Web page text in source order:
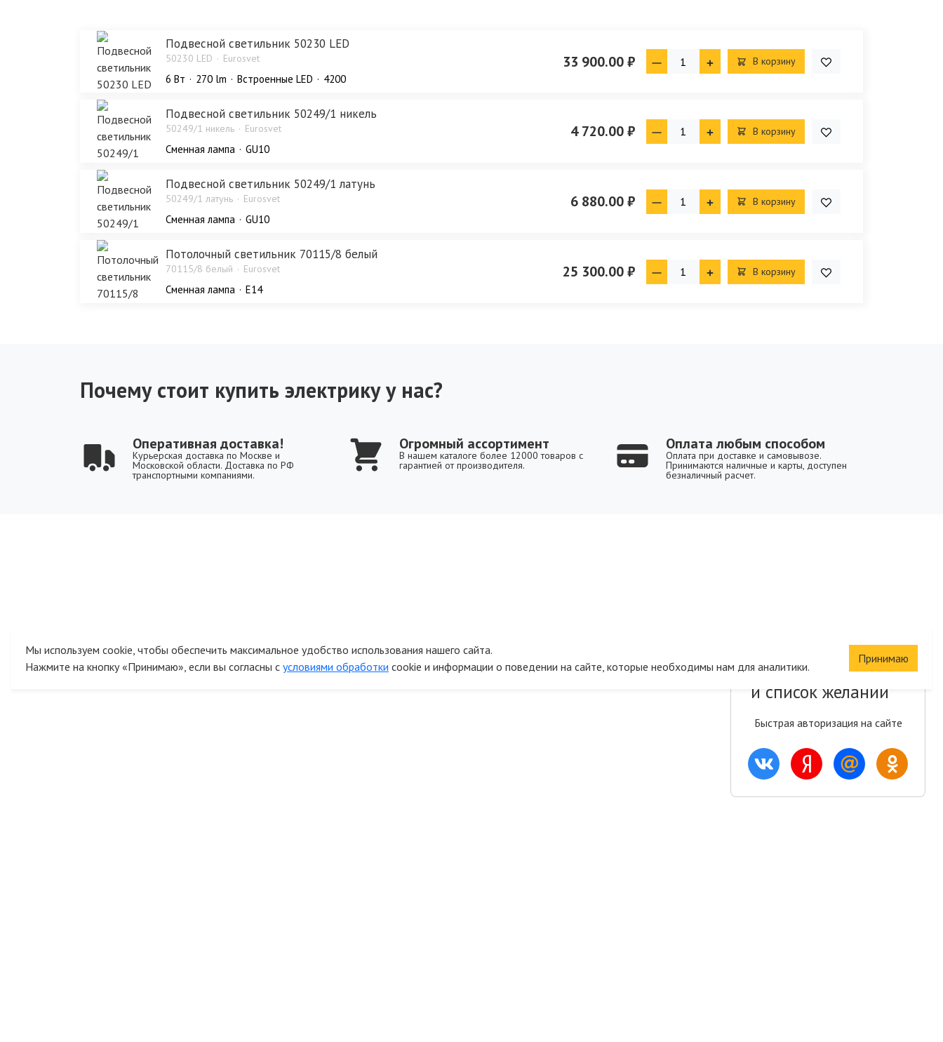
Подвесной светильник 50230 LED
50230 LED Eurosvet
6 Bт 270 lm Встроенные LED 4200
33 900.00 ₽ В корзину
Подвесной светильник 50249/1 никель
50249/1 никель Eurosvet
Сменная лампа GU10
4 720.00 ₽ В корзину
Подвесной светильник 50249/1 латунь
50249/1 латунь Eurosvet
Сменная лампа GU10
6 880.00 ₽ В корзину
Потолочный светильник 70115/8 белый
70115/8 белый Eurosvet
Сменная лампа E14
25 300.00 ₽ В корзину
Почему стоит купить электрику у нас?
Оперативная доставка!
Курьерская доставка по Москве и
Московской области. Доставка по РФ
транспортными компаниями.
Огромный ассортимент
В нашем каталоге более 12000 товаров с
гарантией от производителя.
Оплата любым способом
Оплата при доставке и самовывозе.
Принимаются наличные и карты, доступен
безналичный расчет.
Сохраните корзину
и список желаний
Быстрая авторизация на сайте
Мы используем cookie, чтобы обеспечить максимальное удобство использования нашего сайта.
Нажмите на кнопку «Принимаю», если вы согласны с условиями обработки cookie и информации о поведении на сайте, которые необходимы нам для аналитики.
Принимаю